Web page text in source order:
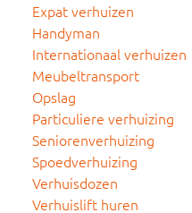
Expat verhuizen
Handyman
Internationaal verhuizen
Meubeltransport
Opslag
Particuliere verhuizing
Seniorenverhuizing
Spoedverhuizing
Verhuisdozen
Verhuislift huren